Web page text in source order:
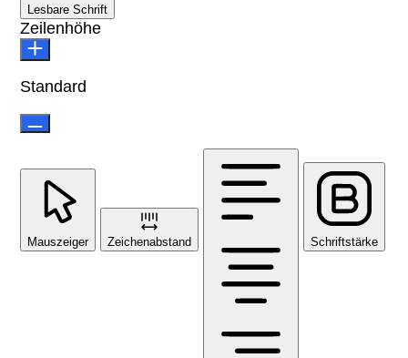
Lesbare Schrift
Zeilenhöhe
Standard
Mauszeiger Zeichenabstand Schriftstärke